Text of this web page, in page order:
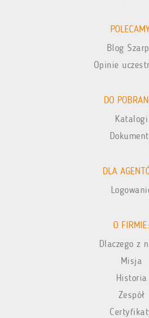
Blog
Opinie
DO
Katalogi
DLA
O FIRMIE:
Dlaczego z
Misja
Historia
Zespół